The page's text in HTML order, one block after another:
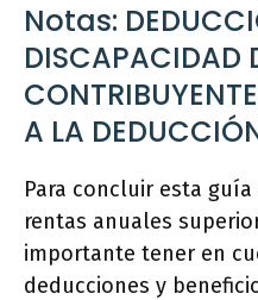
Notas:
DISCAPACIDAD
A LA
Para concluir esta
rentas anuales
importante tener en
deducciones y